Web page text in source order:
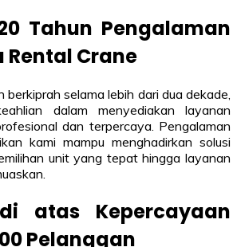
Tahun Pengalaman
Crane
selama lebih dari dua dekade,
dalam menyediakan layanan
dan terpercaya. Pengalaman
kami mampu menghadirkan solusi
unit yang tepat hingga layanan
atas Kepercayaan
Pelanggan